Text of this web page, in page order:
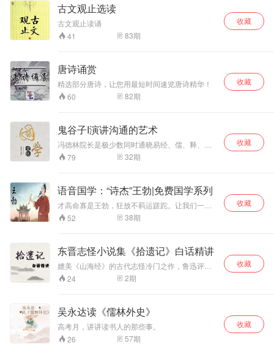
古文观止选读
古文观止读诵
41
83期
收藏
唐诗诵赏
精选部分唐诗，让您用最短时间速览唐诗精华！
60
82期
收藏
鬼谷子I演讲沟通的艺术
冯德林院长是极少数同时通晓易经、儒、释、
道、兵法谋略的学者； 两千多年来 兵家尊他为圣
人 纵横家尊他为始祖 占卜师尊他为祖师 谋略家
79 32期
收藏
语音国学：“诗杰”王勃|免费国学系列
才高命寡是王勃，狂放不羁运蹉跎。让我们一起
来了解“神童”王勃的身世，了解他的生前身后之
事！
52 38期
收藏
东晋志怪小说集《拾遗记》白话精讲
媲美《山海经》的古代志怪冷门之作，鲁迅评
价“其文笔颇靡丽，而事皆诞谩无实”到底书中记载
了哪些怪力乱神之事呢，且听主播与您分享。
家方士王嘉所著的一本志怪小说集，记载了从上
古三皇五帝到晋朝的君王名人的怪力乱神之事，
老子的神化，秦始皇见神秘外星人、求长生等神
奇传说均由此说记载。 主播以白话的方式讲解王
道长的著作，简单易懂，通俗幽默地带你领略古
24 2期
收藏
吴永达读《儒林外史》
高考月，讲讲读书人的那些事。
26
57期
收藏